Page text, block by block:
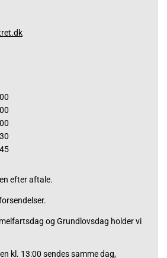
efter aftale.
og Grundlovsdag holder vi
kl. 13:00 sendes samme dag,